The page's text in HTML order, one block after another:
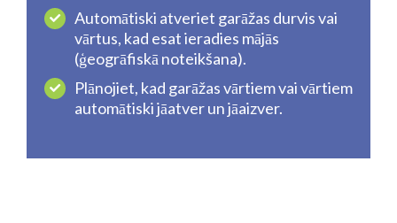
Automātiski atveriet garāžas durvis vai
vārtus, kad esat ieradies mājās
(ģeogrāfiskā noteikšana).
Plānojiet, kad garāžas vārtiem vai vārtiem
automātiski jāatver un jāaizver.